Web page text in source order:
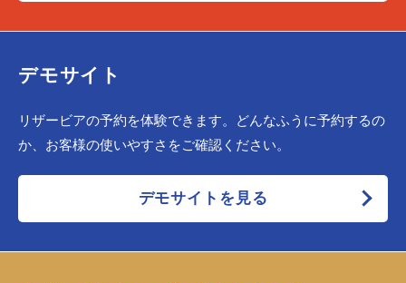
デモサイト
リザービアの予約を体験できます。どんなふうに予約するの
か、お客様の使いやすさをご確認ください。
デモサイトを見る